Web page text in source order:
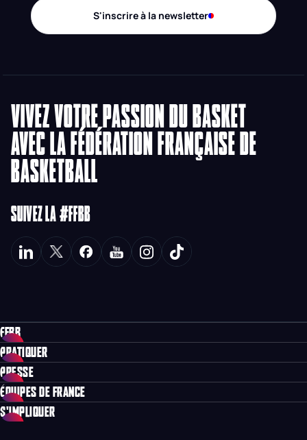
S'inscrire à la newsletter
VIVEZ VOTRE PASSION DU BASKET
AVEC LA FÉDÉRATION FRANÇAISE DE
BASKETBALL
SUIVEZ LA #FFBB
FFBB
PRATIQUER
PRESSE
ÉQUIPES DE FRANCE
S'IMPLIQUER